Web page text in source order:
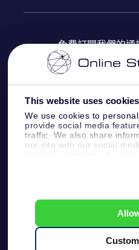
This website uses cookies
We use cookies to
provide social media
traffic. We also share
our site with our social
information that you’ve
評論
OSR 禮物卡
公司禮品
個性化的Star Page
One Million Stars
OSR Starsaver
付款資訊
配送信息
退貨政策
免費訂閱我們的通
客戶服務:
KVK: 60333553,